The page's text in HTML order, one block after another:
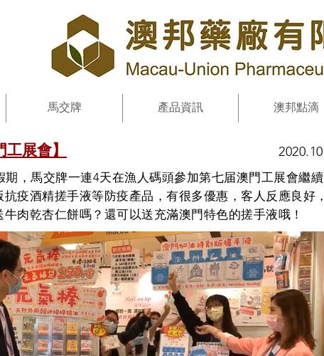
馬交牌 產品資訊 澳邦點滴
工展會】 2020.10
期，馬交牌一連4天在漁人碼頭參加第七届澳門工展會繼續
疫酒精搓手液等防疫產品，有很多優惠，客人反應良好，
肉乾杏仁餅嗎？還可以送充滿澳門特色的搓手液哦！